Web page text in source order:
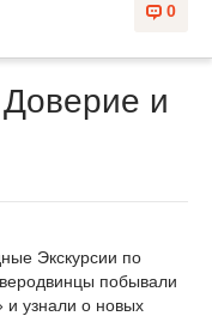
0
и
Экскурсии по
побывали
и узнали о новых